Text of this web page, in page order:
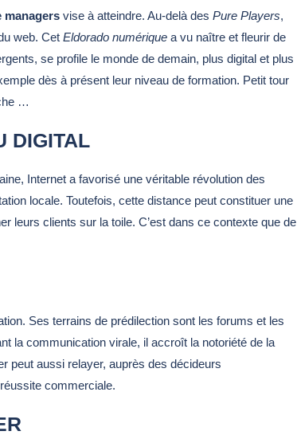
managers vise à atteindre. Au-delà des Pure Players,
web. Cet Eldorado numériquea vu naître et fleurir de
se profile le monde de demain, plus digital et plus
dès à présent leur niveau de formation. Petit tour
…
DIGITAL
Internet a favorisé une véritable révolution des
locale. Toutefois, cette distance peut constituer une
leurs clients sur la toile. C’est dans ce contexte que de
Ses terrains de prédilection sont les forums et les
la communication virale, il accroît la notoriété de la
peut aussi relayer, auprès des décideurs
commerciale.